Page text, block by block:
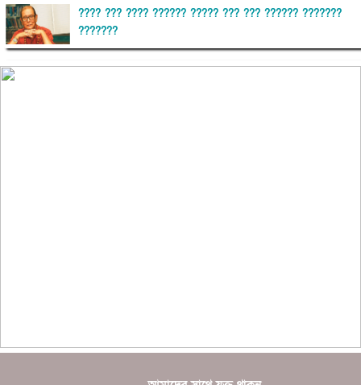
???? ??? ???? ?????? ????? ??? ??? ?????? ???????
???????
?????? ????? ?????? ???? ???? ?????